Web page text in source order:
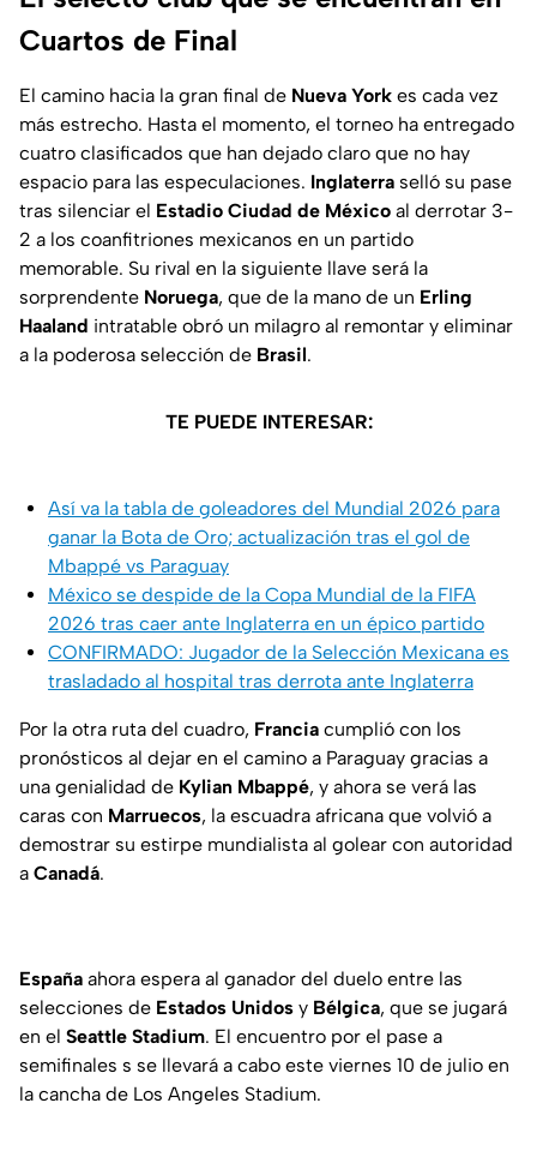
Cuartos de Final
El camino hacia la gran final de Nueva York es cada vez
más estrecho. Hasta el momento, el torneo ha entregado
cuatro clasificados que han dejado claro que no hay
espacio para las especulaciones. Inglaterra selló su pase
tras silenciar el Estadio Ciudad de México al derrotar 3-
2 a los coanfitriones mexicanos en un partido
memorable. Su rival en la siguiente llave será la
sorprendente Noruega, que de la mano de un Erling
Haaland intratable obró un milagro al remontar y eliminar
a la poderosa selección de Brasil.
TE PUEDE INTERESAR:
Así va la tabla de goleadores del Mundial 2026 para
ganar la Bota de Oro; actualización tras el gol de
Mbappé vs Paraguay
México se despide de la Copa Mundial de la FIFA
2026 tras caer ante Inglaterra en un épico partido
CONFIRMADO: Jugador de la Selección Mexicana es
trasladado al hospital tras derrota ante Inglaterra
Por la otra ruta del cuadro, Francia cumplió con los
pronósticos al dejar en el camino a Paraguay gracias a
una genialidad de Kylian Mbappé, y ahora se verá las
caras con Marruecos, la escuadra africana que volvió a
demostrar su estirpe mundialista al golear con autoridad
a Canadá.
España ahora espera al ganador del duelo entre las
selecciones de Estados Unidos y Bélgica, que se jugará
en el Seattle Stadium. El encuentro por el pase a
semifinales s se llevará a cabo este viernes 10 de julio en
la cancha de Los Angeles Stadium.